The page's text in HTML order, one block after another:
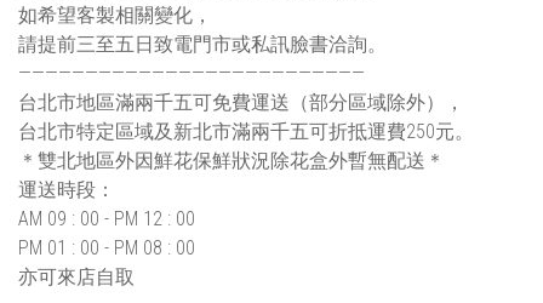
如希望客製相關變化，
請提前三至五日致電門市或私訊臉書洽詢。
——————————————————————————
台北市地區滿兩千五可免費運送（部分區域除外），
台北市特定區域及新北市滿兩千五可折抵運費250元。
＊雙北地區外因鮮花保鮮狀況除花盒外暫無配送＊
運送時段：
AM 09 : 00 - PM 12 : 00
PM 01 : 00 - PM 08 : 00
亦可來店自取